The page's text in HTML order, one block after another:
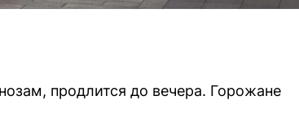
продлится до вечера. Горожане